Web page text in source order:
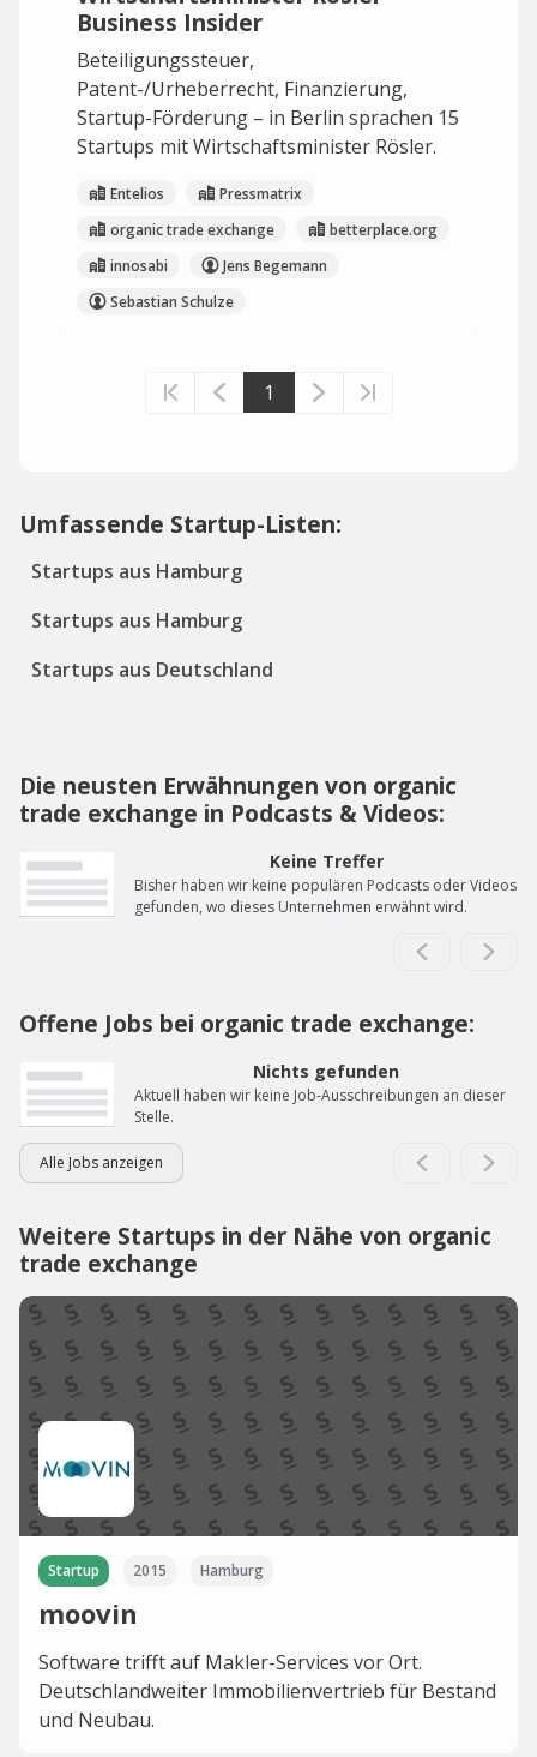
Business Insider
Beteiligungssteuer,
Patent-/Urheberrecht, Finanzierung,
Startup-Förderung – in Berlin sprachen 15
Startups mit Wirtschaftsminister Rösler.
Entelios
Pressmatrix
organic trade exchange
betterplace.org
innosabi
Jens Begemann
Sebastian Schulze
1
Umfassende Startup-Listen:
Startups aus Hamburg
Startups aus Hamburg
Startups aus Deutschland
Die neusten Erwähnungen von organic
trade exchange in Podcasts & Videos:
Keine Treffer
Bisher haben wir keine populären Podcasts oder Videos
gefunden, wo dieses Unternehmen erwähnt wird.
Offene Jobs bei organic trade exchange:
Nichts gefunden
Aktuell haben wir keine Job-Ausschreibungen an dieser
Stelle.
Alle Jobs anzeigen
Weitere Startups in der Nähe von organic
trade exchange
Startup 2015 Hamburg
moovin
Software trifft auf Makler-Services vor Ort.
Deutschlandweiter Immobilienvertrieb für Bestand
und Neubau.